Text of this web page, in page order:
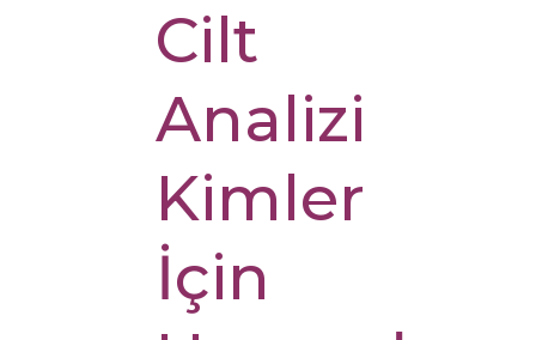
Cilt
Analizi
Kimler
İçin